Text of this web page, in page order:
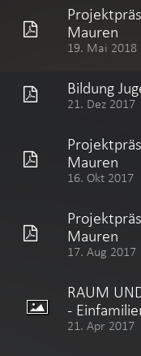
Mauren
19. Mai 2018
Bildung
21. Dez 2017
Mauren
16. Okt 2017
Mauren
17. Aug 2017
RAUM
-
21. Apr 2017